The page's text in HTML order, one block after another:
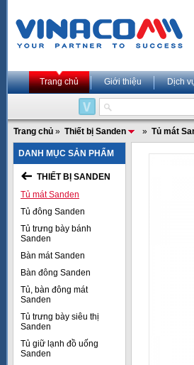
Trang chủ Giới thiệu Dịch
Trang chủ » Thiết bị Sanden » Tủ mát
DANH MỤC SẢN PHẨM
THIẾT BỊ SANDEN
Tủ mát Sanden
Tủ đông Sanden
Tủ trưng bày bánh
Sanden
Bàn mát Sanden
Bàn đông Sanden
Tủ, bàn đông mát
Sanden
Tủ trưng bày siêu thị
Sanden
Tủ giữ lạnh đồ uống
Sanden